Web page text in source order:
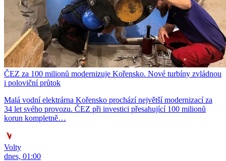
ČEZ za 100 milionů modernizuje Kořensko. Nové turbíny zvládnou
i poloviční průtok
Malá vodní elektrárna Kořensko prochází největší modernizací za
34 let svého provozu. ČEZ při investici přesahující 100 milionů
korun kompletně…
Volty
dnes, 01:00